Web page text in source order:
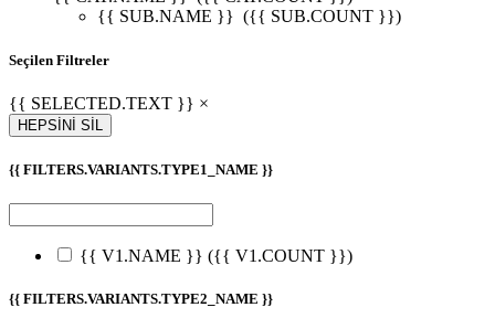
{{ SUB.NAME }} ({{ SUB.COUNT }})
Seçilen Filtreler
{{ SELECTED.TEXT }} ×
HEPSİNİ SİL
{{ FILTERS.VARIANTS.TYPE1_NAME }}
{{ V1.NAME }} ({{ V1.COUNT }})
{{ FILTERS.VARIANTS.TYPE2_NAME }}